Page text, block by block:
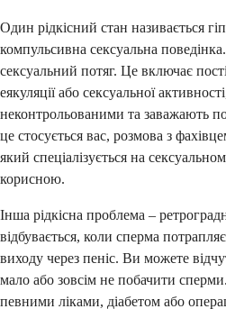
Один рідкісний стан називається
компульсивна сексуальна
сексуальний потяг. Це включає
еякуляції або сексуальної
неконтрольованими та заважають
це стосується вас, розмова з
який спеціалізується на
корисною.
Інша рідкісна проблема –
відбувається, коли сперма
виходу через пеніс. Ви можете
мало або зовсім не побачити
певними ліками, діабетом або